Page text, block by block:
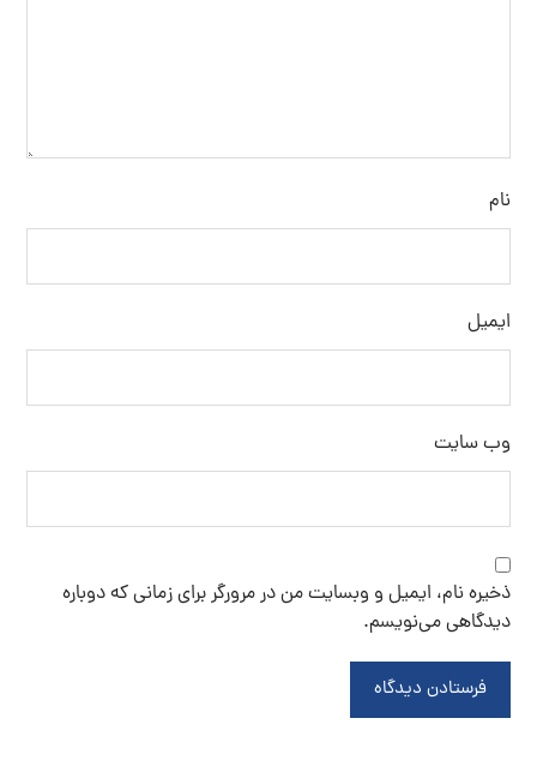
نام
ایمیل
وب‌ سایت
ذخیره نام، ایمیل و وبسایت من در مرورگر برای زمانی که دوباره
دیدگاهی می‌نویسم.
فرستادن دیدگاه